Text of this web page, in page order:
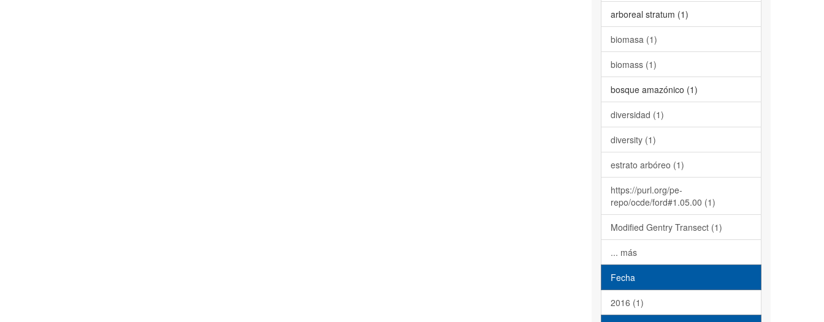
arboreal stratum (1)
biomasa (1)
biomass (1)
bosque amazónico (1)
diversidad (1)
diversity (1)
estrato arbóreo (1)
https://purl.org/pe-
repo/ocde/ford#1.05.00 (1)
Modified Gentry Transect (1)
... más
Fecha
2016 (1)